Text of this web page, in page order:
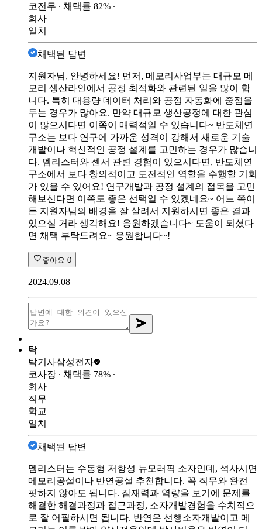
코전무 ∙ 채택률 82% ∙
회사
일치
채택된 답변
지원자님, 안녕하세요! 먼저, 메모리사업부는 대규모 메
모리 생산라인에서 공정 최적화와 관련된 일을 많이 합
니다. 특히 대용량 데이터 처리와 공정 자동화에 중점을
두는 경우가 많아요. 만약 대규모 생산공정에 대한 관심
이 많으시다면 이쪽이 매력적일 수 있습니다~ 반도체연
구소는 보다 연구에 가까운 성격이 강해서 새로운 기술
개발이나 혁신적인 공정 설계를 고민하는 경우가 많습니
다. 멤리스터와 센서 관련 경험이 있으시다면, 반도체연
구소에서 보다 창의적이고 도전적인 역할을 수행할 기회
가 있을 수 있어요! 연구개발과 공정 설계의 접목을 고민
해보신다면 이쪽도 좋은 선택일 수 있겠네요~ 어느 쪽이
든 지원자님의 배경을 잘 살려서 지원하시면 좋은 결과
있으실 거라 생각해요! 응원하겠습니다~ 도움이 되셨다
면 채택 부탁드려요~ 응원합니다~!
좋아요 0
2024.09.08
탁
탁기사삼성전자
코사장 ∙ 채택률 78% ∙
회사
직무
학교
일치
채택된 답변
멤리스터는 수동형 저항성 뉴모러픽 소자인데, 석사시면
메모리공설이나 반연공설 추천합니다. 꼭 직무와 완전
핏하지 않아도 됩니다. 잠재력과 역량을 보기에 문제를
해결한 해결과정과 접근과정, 소자개발경험을 수치적으
로 잘 어필하시면 됩니다. 반연은 선행소자개발이고 메